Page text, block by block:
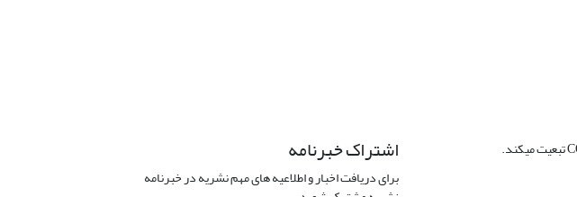
اشتراک خبرنامه
برای دریافت اخبار و اطلاعیه های مهم نشریه در خبرنامه